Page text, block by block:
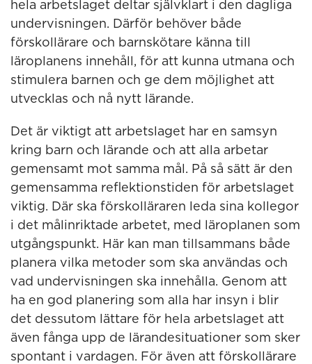
hela arbetslaget deltar självklart i den dagliga
undervisningen. Därför behöver både
förskollärare och barnskötare känna till
läroplanens innehåll, för att kunna utmana och
stimulera barnen och ge dem möjlighet att
utvecklas och nå nytt lärande.
Det är viktigt att arbetslaget har en samsyn
kring barn och lärande och att alla arbetar
gemensamt mot samma mål. På så sätt är den
gemensamma reflektionstiden för arbetslaget
viktig. Där ska förskolläraren leda sina kollegor
i det målinriktade arbetet, med läroplanen som
utgångspunkt. Här kan man tillsammans både
planera vilka metoder som ska användas och
vad undervisningen ska innehålla. Genom att
ha en god planering som alla har insyn i blir
det dessutom lättare för hela arbetslaget att
även fånga upp de lärandesituationer som sker
spontant i vardagen. För även att förskollärare